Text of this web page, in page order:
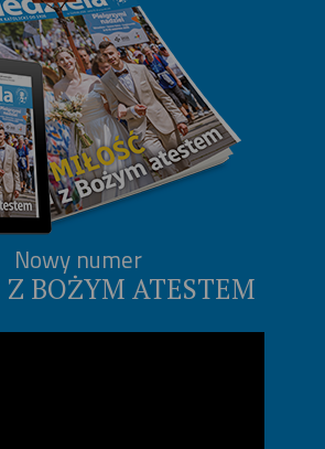
Nowy numer
Z BOŻYM ATESTEM